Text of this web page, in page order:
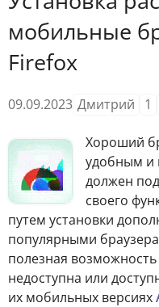
мобильные
Firefox
09.09.2023 Дмитрий 1
Хороший
удобным и
должен
своего
путем установки
популярными
полезная
недоступна или
их мобильных версиях